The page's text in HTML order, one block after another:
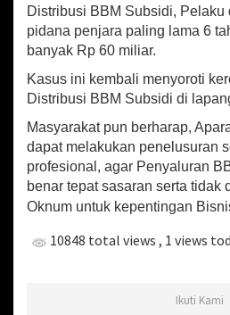
Distribusi BBM Subsidi, Pelaku
pidana penjara paling lama 6
banyak Rp 60 miliar.
Kasus ini kembali menyoroti
Distribusi BBM Subsidi di
Masyarakat pun berharap,
dapat melakukan penelusuran
profesional, agar Penyaluran
benar tepat sasaran serta tidak
Oknum untuk kepentingan
10848 total views , 1 views
Ikuti Kami